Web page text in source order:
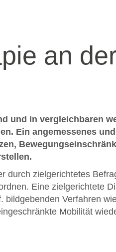
an
und in vergleichbaren
Ein angemessenes
durch zielgerichtetes
Eine zielgerichtete
bildgebenden Verfahren
Mobilität